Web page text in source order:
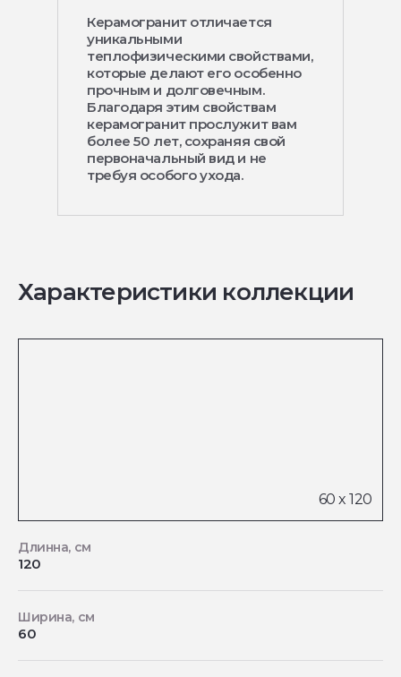
Керамогранит отличается
уникальными
теплофизическими свойствами,
которые делают его особенно
прочным и долговечным.
Благодаря этим свойствам
керамогранит прослужит вам
более 50 лет, сохраняя свой
первоначальный вид и не
требуя особого ухода.
Характеристики коллекции
Длинна, см
120
Ширина, см
60